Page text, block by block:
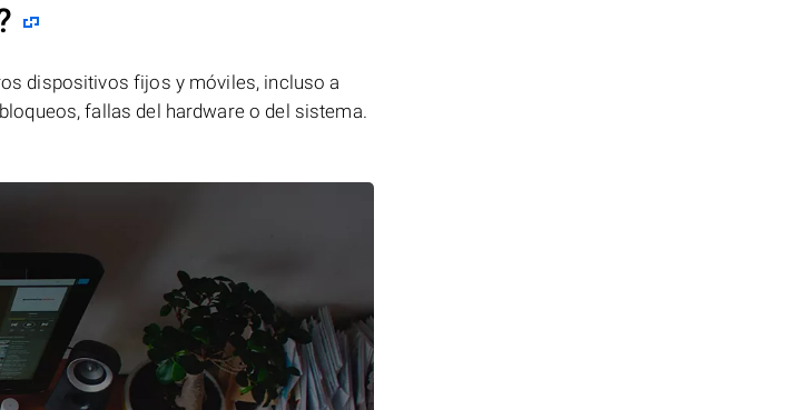
dispositivos fijos y móviles, incluso a
fallas del hardware o del sistema.